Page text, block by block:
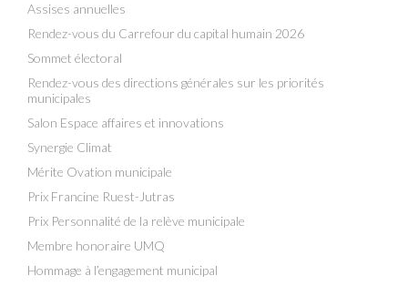
Assises annuelles
Rendez-vous du Carrefour du capital humain 2026
Sommet électoral
Rendez-vous des directions générales sur les priorités
municipales
Salon Espace affaires et innovations
Synergie Climat
Mérite Ovation municipale
Prix Francine Ruest-Jutras
Prix Personnalité de la relève municipale
Membre honoraire UMQ
Hommage à l’engagement municipal